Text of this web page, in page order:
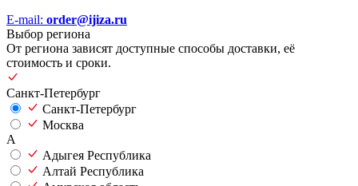
E-mail: order@ijiza.ru
Выбор региона
От региона зависят доступные способы доставки, её
стоимость и сроки.
Санкт-Петербург
Санкт-Петербург
Москва
А
Адыгея Республика
Алтай Республика